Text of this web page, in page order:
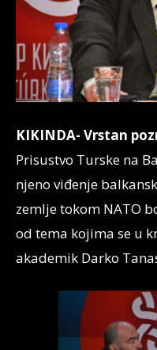
KIKINDA- Vrstan
Prisustvo Turske na
njeno viđenje
zemlje tokom NATO
od tema kojima se u
akademik Darko